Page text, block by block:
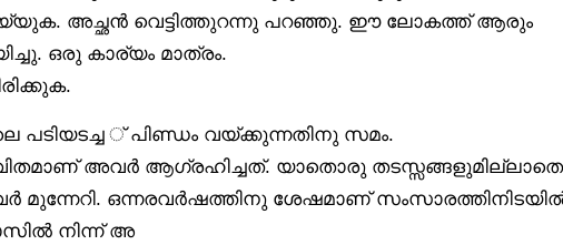
അച്ഛൻ വെട്ടിത്തുറന്നു പറഞ്ഞു. ഈ ലോകത്ത് ആരും
ഒരു കാര്യം മാത്രം.
പടിയടച്ച ് പിണ്ഡം വയ്ക്കുന്നതിനു സമം.
അവർ ആഗ്രഹിച്ചത്. യാതൊരു തടസ്സങ്ങളുമില്ലാതെ
മുന്നേറി. ഒന്നരവർഷത്തിനു ശേഷമാണ്
നിന്ന് അ